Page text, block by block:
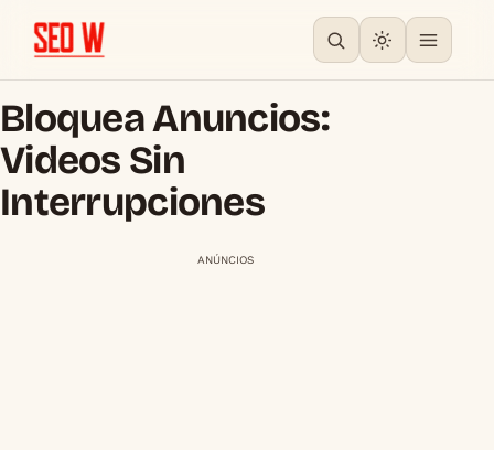
Bloquea Anuncios:
Videos Sin
Interrupciones
ANÚNCIOS